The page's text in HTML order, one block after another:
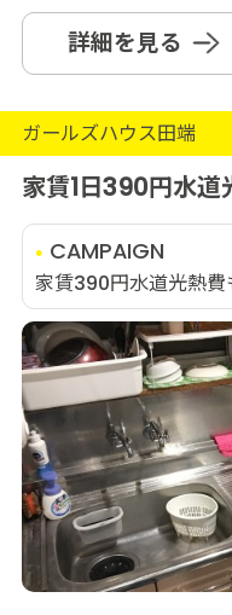
詳細を見る
ガールズハウス田端
家賃1日390円水道
CAMPAIGN
家賃390円水道光熱費